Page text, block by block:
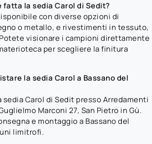
fatta la sedia Carol di Sedit?
con diverse opzioni di
o metallo, e rivestimenti in tessuto,
visionare i campioni direttamente
per scegliere la finitura
la sedia Carol a Bassano del
sedia Carol di Sedit presso Arredamenti
Marconi 27, San Pietro in Gù.
e montaggio a Bassano del
limitrofi.